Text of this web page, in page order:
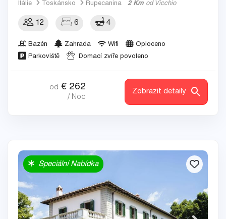
Itálie Toskánsko Rupecanina 2 Km od Vicchio
12 6 4
Bazén Zahrada Wifi
Oploceno
Parkoviště
Domací zvíře povoleno
od € 262
/ Noc
Zobrazit detaily
Speciální Nabídka